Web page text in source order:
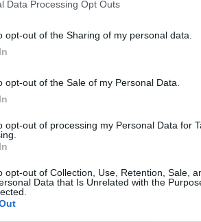
Data Processing Opt Outs
opt-out of the Sharing of my personal data.
opt-out of the Sale of my Personal Data.
opt-out of processing my Personal Data for
opt-out of Collection, Use, Retention, Sale,
Data that Is Unrelated with the
megfelelő volt"
jók voltak, a feladatsor szintje pedig
a feladattípusok is a jól
tartják